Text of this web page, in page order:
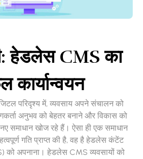
हेडलेस CMS का
कार्यान्वयन
परिदृश्य में, व्यवसाय अपने संचालन को
अनुभव को बेहतर बनाने और विकास को
समाधान खोज रहे हैं। ऐसा ही एक समाधान
गति प्राप्त की है, वह है हेडलेस कंटेंट
को अपनाना। हेडलेस CMS व्यवसायों को